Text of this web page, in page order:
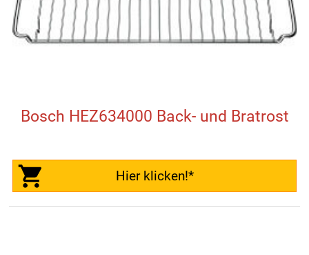
Bosch HEZ634000 Back- und Bratrost
Hier klicken!*